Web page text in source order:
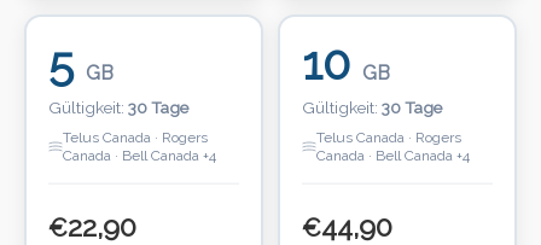
5 GB
Gültigkeit: 30 Tage
Telus Canada · Rogers
Canada · Bell Canada +4
€22,90
10 GB
Gültigkeit: 30 Tage
Telus Canada · Rogers
Canada · Bell Canada +4
€44,90